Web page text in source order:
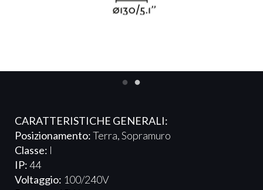
CARATTERISTICHE GENERALI:
Posizionamento:Terra, Sopramuro
Classe: I
IP:44
Voltaggio: 100/240V